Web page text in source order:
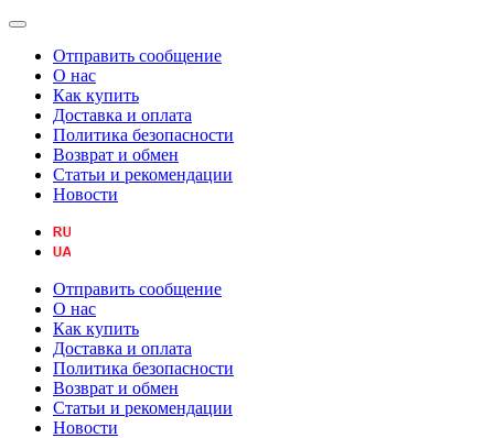
Отправить сообщение
О нас
Как купить
Доставка и оплата
Политика безопасности
Возврат и обмен
Статьи и рекомендации
Новости
Отправить сообщение
О нас
Как купить
Доставка и оплата
Политика безопасности
Возврат и обмен
Статьи и рекомендации
Новости